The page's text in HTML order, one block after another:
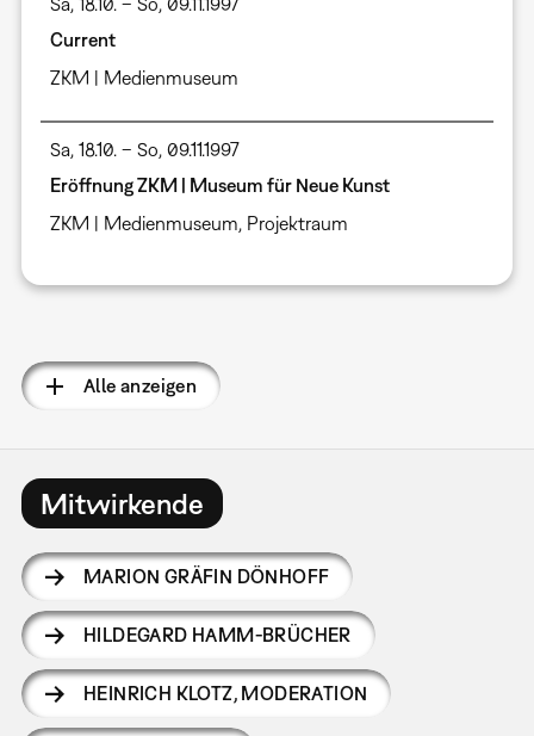
Current
ZKM | Medienmuseum
Sa, 18.10. – So, 09.11.1997
Eröffnung ZKM | Museum für Neue Kunst
ZKM | Medienmuseum, Projektraum
Alle anzeigen
Mitwirkende
MARION GRÄFIN DÖNHOFF
HILDEGARD HAMM-BRÜCHER
HEINRICH KLOTZ MODERATION